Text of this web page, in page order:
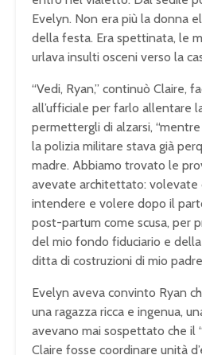
Evelyn. Non era più la donna
della festa. Era spettinata, le
urlava insulti osceni verso la
“Vedi, Ryan,” continuò Claire,
all’ufficiale per farlo allentare
permettergli di alzarsi,
la polizia militare stava già
madre. Abbiamo trovato le
avevate architettato: volevate
intendere e volere dopo il
post-partum come scusa, per
del mio fondo fiduciario e
ditta di costruzioni di mio
Evelyn aveva convinto Ryan
una ragazza ricca e ingenua,
avevano mai sospettato che il
Claire fosse coordinare unità